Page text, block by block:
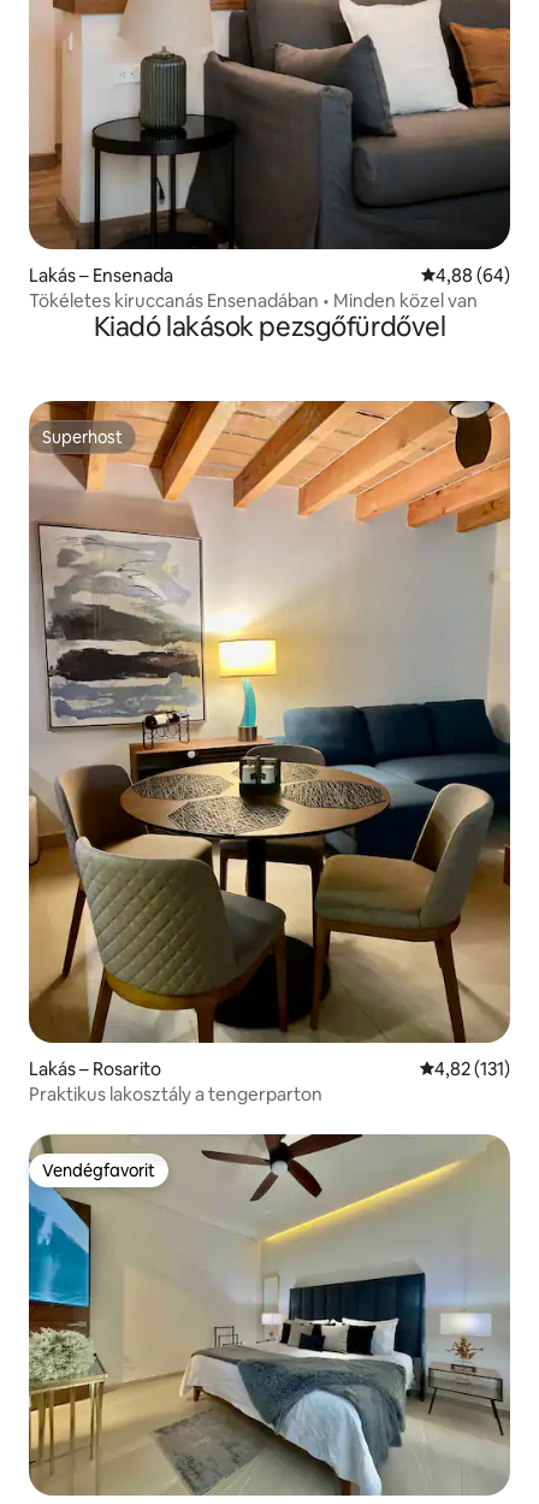
Lakás – Ensenada Átlagos
4,88 (64)
Tökéletes kiruccanás Ensenadában • Minden közel van
Kiadó lakások pezsgőfürdővel
Superhost
Superhost
Lakás – Rosarito Átlagos
4,82 (131)
Praktikus lakosztály a tengerparton
Vendégfavorit
Vendégfavorit